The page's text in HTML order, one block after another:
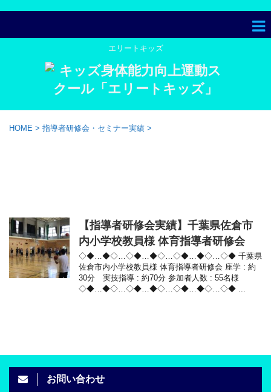
エリートキッズ
HOME > 指導者研修会・セミナー実績 >
【指導者研修会実績】千葉県佐倉市
内小学校教員様 体育指導者研修会
◇◆…◆◇…◇◆…◆◇…◇◆…◆◇…◇◆ 千葉県
佐倉市内小学校教員様 体育指導者研修会 座学 : 約
30分 実技指導 : 約70分 参加者人数 : 55名様
◇◆…◆◇…◇◆…◆◇…◇◆…◆◇…◇◆ ...
お問い合わせ